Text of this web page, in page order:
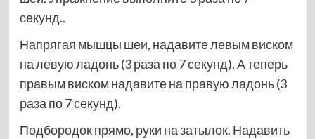
секунд..
Напрягая мышцы шеи, надавите левым виском
на левую ладонь (3 раза по 7 секунд). А теперь
правым виском надавите на правую ладонь (3
раза по 7 секунд).
Подбородок прямо, руки на затылок. Надавить